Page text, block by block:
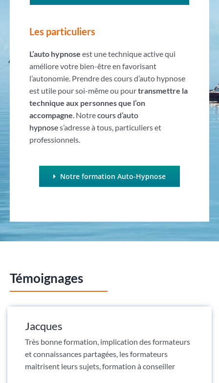
Les particuliers
L’auto hypnose est une technique active qui
améliore votre bien-être en favorisant
l’autonomie. Prendre des cours d’auto hypnose
est utile pour soi-même ou pourtransmettre la
technique aux personnes que l’on
accompagne. Notrecours d’auto
hypnoses’adresse à tous, particuliers et
professionnels.
Notre formation Auto-Hypnose
Témoignages
Jacques
Très bonne formation, implication des formateurs
et connaissances partagées, les formateurs
maitrisent leurs sujets, formation à conseiller